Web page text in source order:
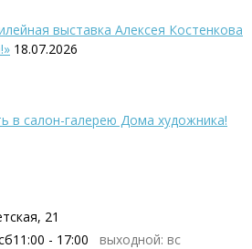
выставка Алексея Костенкова
18.07.2026
в салон-галерею Дома художника!
21
- 17:00
выходной: вс